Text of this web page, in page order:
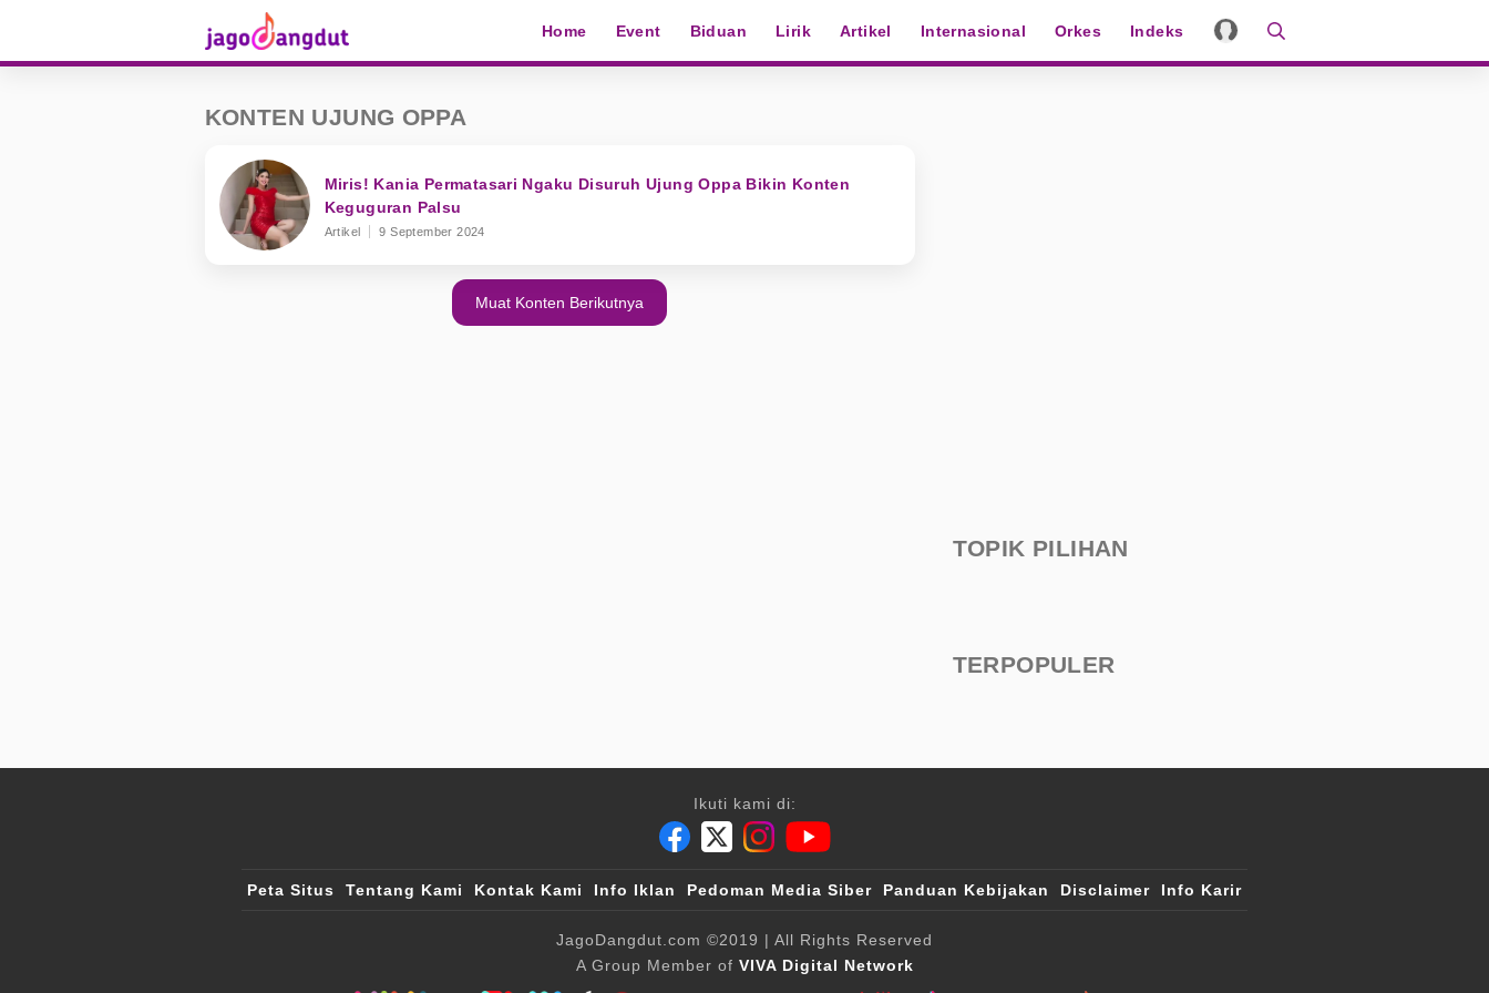
Home Event Biduan Lirik Artikel Internasional Orkes Indeks
KONTEN UJUNG OPPA
Miris! Kania Permatasari Ngaku Disuruh Ujung Oppa Bikin Konten
Keguguran Palsu
Artikel 9 September 2024
Muat Konten Berikutnya
TOPIK PILIHAN
TERPOPULER
Ikuti kami di:
Peta Situs Tentang Kami Kontak Kami Info Iklan Pedoman Media Siber Panduan Kebijakan Disclaimer Info Karir
JagoDangdut.com ©2019 | All Rights Reserved
A Group Member of VIVA Digital Network